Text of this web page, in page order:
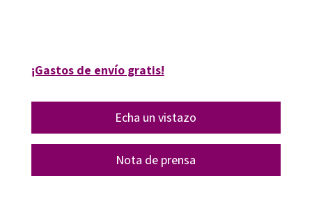
¡Gastos de envío gratis!
Echa un vistazo
Nota de prensa